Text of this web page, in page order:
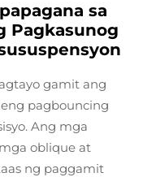
sa
Pagkasunog
gamit ang
pagbouncing
Ang mga
oblique at
ng paggamit